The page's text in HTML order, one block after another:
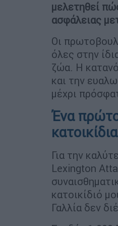
μελετηθεί
ασφάλειας
Οι
όλες στην
ζώα. Η
και την
μέχρι
Ένα
κατοικίδια
Για την
Lexington
κατοικίδιό
Γαλλία δεν